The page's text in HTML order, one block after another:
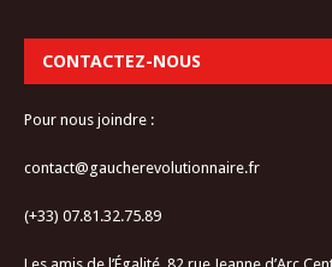
CONTACTEZ-NOUS
Pour nous joindre :
contact@gaucherevolutionnaire.fr
(+33) 07.81.32.75.89